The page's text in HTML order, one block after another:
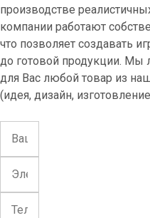
производстве
компании работают
что позволяет создавать
до готовой продукции. Мы
для Вас любой товар из
(идея, дизайн,